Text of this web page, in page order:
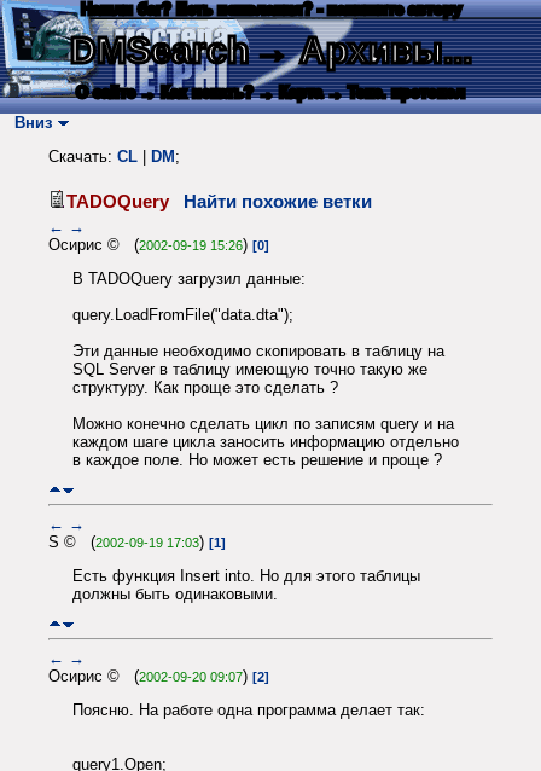
Нашли баг? Есть пожелания? - напишите автору
DMSearch→ Архивы...
О сайте → Как искать? → Карта → Текс. протокол
Вниз
Скачать: CL DM ;
TADOQuery Найти похожие ветки
← →
Осирис © (2002-09-19 15:26) [0]
В TADOQuery загрузил данные:
query.LoadFromFile("data.dta");
Эти данные необходимо скопировать в таблицу на
SQL Server в таблицу имеющую точно такую же
структуру. Как проще это сделать ?
Можно конечно сделать цикл по записям query и на
каждом шаге цикла заносить информацию отдельно
в каждое поле. Но может есть решение и проще ?
← →
S © (2002-09-19 17:03) [1]
Есть функция Insert into. Но для этого таблицы
должны быть одинаковыми.
← →
Осирис © (2002-09-20 09:07) [2]
Поясню. На работе одна программа делает так:
query1.Open;